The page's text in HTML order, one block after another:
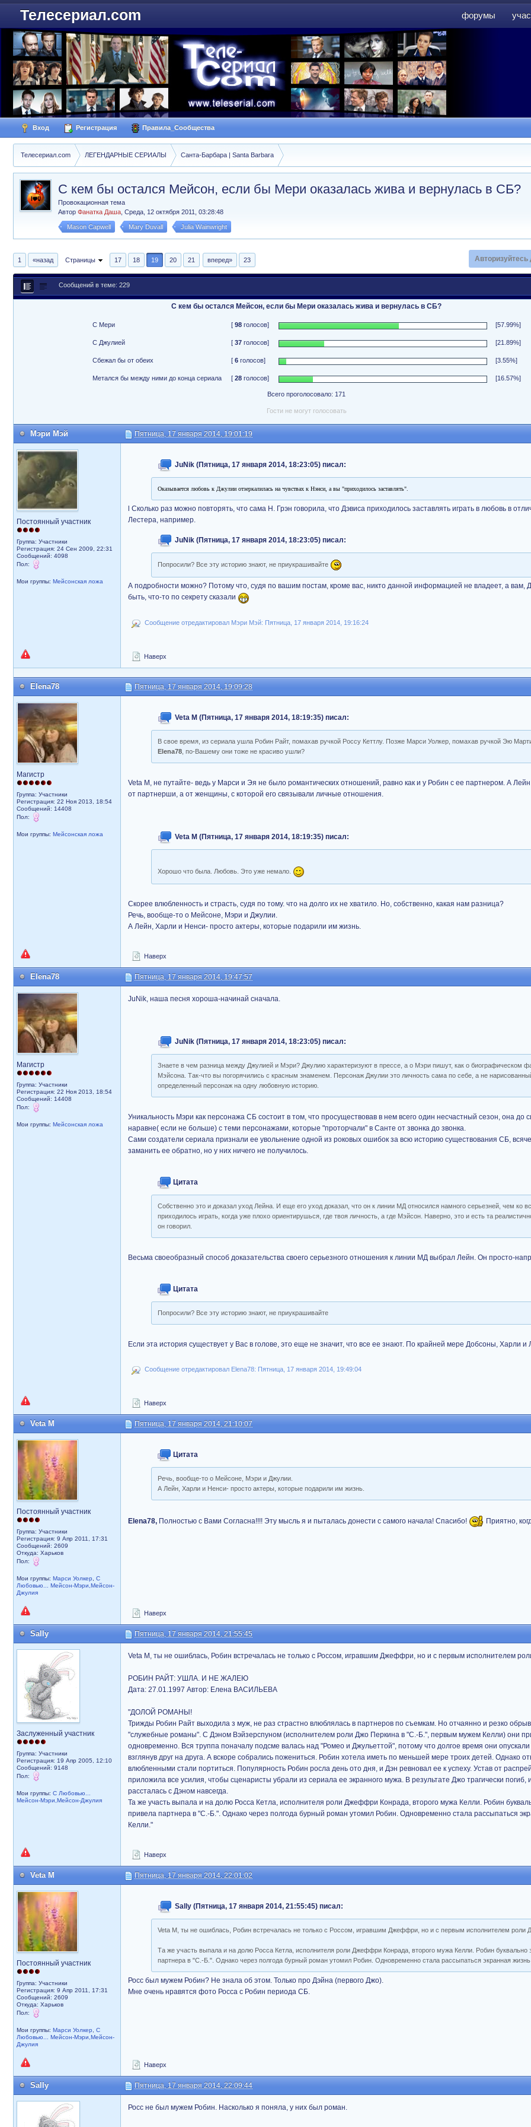
форумы
Телесериал.com
Вход Регистрация Правила_Сообщества
Телесериал.com ЛЕГЕНДАРНЫЕ СЕРИАЛЫ Санта-Барбара | Santa Barbara
С кем бы остался Мейсон, если бы Мери оказалась жива и вернулась в СБ?
Провокационная тема
Автор Фанатка Даша Среда, 12 октября 2011, 03:28:48
Mason Capwell Mary Duvall Julia Wainwright
1 «назад Страницы 17 18 19 20 21 вперед» 23 Авторизуйтесь
Сообщений в теме: 229
С кем бы остался Мейсон, если бы Мери оказалась жива и вернулась в СБ?
С Мери [ 98голосов] [57.99%]
С Джулией [ 37голосов] [21.89%]
Сбежал бы от обеих [ 6голосов] [3.55%]
Метался бы между ними до конца сериала [ 28голосов] [16.57%]
Всего проголосовало: 171
Гости не могут голосовать
Мэри Мэй Пятница, 17 января 2014, 19:01:19
Постоянный участник
Группа: Участники
Регистрация: 24 Сен 2009, 22:31
Сообщений: 4098
Пол:
Мои группы: Мейсонская ложа
JuNik (Пятница, 17 января 2014, 18:23:05) писал:
Оказывается любовь к Джулии отзеркалилась на чувствах к Нэнси, а вы "приходилось заставлять".
l Сколько раз можно повторять, что сама Н. Грэн говорила, что Дэвиса приходилось заставлять играть в любовь в
Лестера, например.
JuNik (Пятница, 17 января 2014, 18:23:05) писал:
Попросили? Все эту историю знают, не приукрашивайте
А подробности можно? Потому что, судя по вашим постам, кроме вас, никто данной информацией не владеет, а вам,
быть, что-то по секрету сказали
Сообщение отредактировал Мэри Мэй: Пятница, 17 января 2014, 19:16:24
Наверх
Elena78 Пятница, 17 января 2014, 19:09:28
Магистр
Группа: Участники
Регистрация: 22 Ноя 2013, 18:54
Сообщений: 14408
Пол:
Мои группы: Мейсонская ложа
Veta M (Пятница, 17 января 2014, 18:19:35) писал:
В свое время, из сериала ушла Робин Райт, помахав ручкой Россу Кеттлу. Позже Марси Уолкер, помахав ручкой Эю
Elena78 , по-Вашему они тоже не красиво ушли?
Veta M, не путайте- ведь у Марси и Эя не было романтических отношений, равно как и у Робин с ее партнером. А
от партнерши, а от женщины, с которой его связывали личные отношения.
Veta M (Пятница, 17 января 2014, 18:19:35) писал:
Хорошо что была. Любовь. Это уже немало.
Скорее влюбленность и страсть, судя по тому. что на долго их не хватило. Но, собственно, какая нам разница?
Речь, вообще-то о Мейсоне, Мэри и Джулии.
А Лейн, Харли и Ненси- просто актеры, которые подарили им жизнь.
Наверх
Elena78 Пятница, 17 января 2014, 19:47:57
Магистр
Группа: Участники
Регистрация: 22 Ноя 2013, 18:54
Сообщений: 14408
Пол:
Мои группы: Мейсонская ложа
JuNik, наша песня хороша-начинай сначала.
JuNik (Пятница, 17 января 2014, 18:23:05) писал:
Знаете в чем разница между Джулией и Мэри? Джулию характеризуют в прессе, а о Мэри пишут, как о биографическом
Мэйсона. Так-что вы погорячились с красным знаменем. Персонаж Джулии это личность сама по себе, а не
определенный персонаж на одну любовную историю.
Уникальность Мэри как персонажа СБ состоит в том, что просуществовав в нем всего один несчастный сезон, она до
наравне( если не больше) с теми персонажами, которые "проторчали" в Санте от звонка до звонка.
Сами создатели сериала признали ее увольнение одной из роковых ошибок за всю историю существования СБ,
заманить ее обратно, но у них ничего не получилось.
Цитата
Собственно это и доказал уход Лейна. И еще его уход доказал, что он к линии МД относился намного серьезней, чем ко
приходилось играть, когда уже плохо ориентирушься, где твоя личность, а где Мэйсон. Наверно, это и есть та
он говорил.
Весьма своеобразный способ доказательства своего серьезного отношения к линии МД выбрал Лейн. Он просто-
Цитата
Попросили? Все эту историю знают, не приукрашивайте
Если эта история существует у Вас в голове, это еще не значит, что все ее знают. По крайней мере Добсоны, Харли и
Сообщение отредактировал Elena78: Пятница, 17 января 2014, 19:49:04
Наверх
Veta M Пятница, 17 января 2014, 21:10:07
Постоянный участник
Группа: Участники
Регистрация: 9 Апр 2011, 17:31
Сообщений: 2609
Откуда: Харьков
Пол:
Мои группы: Марси Уолкер
С
Любовью... Мейсон-Мэри,Мейсон-
Джулия
Цитата
Речь, вообще-то о Мейсоне, Мэри и Джулии.
А Лейн, Харли и Ненси- просто актеры, которые подарили им жизнь.
Elena78, Полностью с Вами Согласна!!!! Эту мысль я и пыталась донести с самого начала! Спасибо! Приятно,
Наверх
Sally Пятница, 17 января 2014, 21:55:45
Заслуженный участник
Группа: Участники
Регистрация: 19 Апр 2005, 12:10
Сообщений: 9148
Пол:
Мои группы: С Любовью...
Мейсон-Мэри,Мейсон-Джулия
Veta M, ты не ошиблась, Робин встречалась не только с Россом, игравшим Джеффри, но и с первым исполнителем
РОБИН РАЙТ: УШЛА. И НЕ ЖАЛЕЮ
Дата: 27.01.1997 Автор: Елена ВАСИЛЬЕВА
"ДОЛОЙ РОМАНЫ!
Трижды Робин Райт выходила з муж, не раз страстно влюблялась в партнеров по съемкам. Но отчаянно и резко
"служебные романы". С Дэном Вэйзерспуном (исполнителем роли Джо Перкина в "С.-Б.", первым мужем Келли) они
одновременно. Вся труппа поначалу подсме валась над "Ромео и Джульеттой", потому что долгое время они опускали
взглянув друг на друга. А вскоре собрались пожениться. Робин хотела иметь по меньшей мере троих детей. Однако
влюбленными стали портиться. Популярность Робин росла день ото дня, и Дэн ревновал ее к успеху. Устав от
приложила все усилия, чтобы сценаристы убрали из сериала ее экранного мужа. В результате Джо трагически погиб,
рассталась с Дэном навсегда.
Та же участь выпала и на долю Росса Кетла, исполнителя роли Джеффри Конрада, второго мужа Келли. Робин
привела партнера в "С.-Б.". Однако через полгода бурный роман утомил Робин. Одновременно стала рассыпаться
Келли."
Наверх
Veta M Пятница, 17 января 2014, 22:01:02
Постоянный участник
Группа: Участники
Регистрация: 9 Апр 2011, 17:31
Сообщений: 2609
Откуда: Харьков
Пол:
Мои группы: Марси Уолкер
С
Любовью... Мейсон-Мэри,Мейсон-
Джулия
Sally (Пятница, 17 января 2014, 21:55:45) писал:
Veta M, ты не ошиблась, Робин встречалась не только с Россом, игравшим Джеффри, но и с первым исполнителем роли
Та же участь выпала и на долю Росса Кетла, исполнителя роли Джеффри Конрада, второго мужа Келли. Робин буквально
партнера в "С.-Б.". Однако через полгода бурный роман утомил Робин. Одновременно стала рассыпаться экранная
Росс был мужем Робин? Не знала об этом. Только про Дэйна (первого Джо).
Мне очень нравятся фото Росса с Робин периода СБ.
Наверх
Sally Пятница, 17 января 2014, 22:09:44
Росс не был мужем Робин. Насколько я поняла, у них был роман.